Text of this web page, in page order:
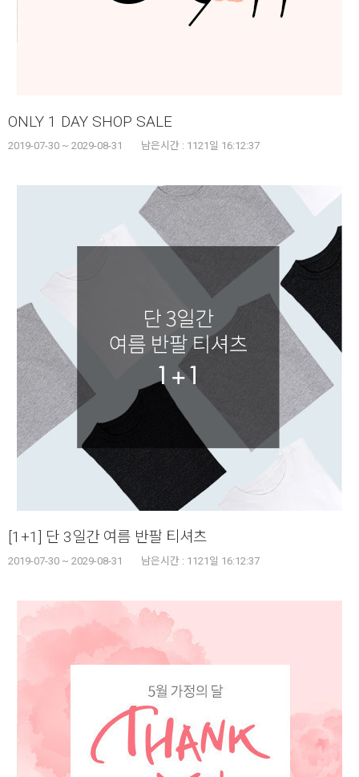
ONLY 1 DAY SHOP SALE
2019-07-30 ~ 2029-08-31 남은시간 : 1121일 16:12:37
[1+1] 단 3일간 여름 반팔 티셔츠
2019-07-30 ~ 2029-08-31 남은시간 : 1121일 16:12:37